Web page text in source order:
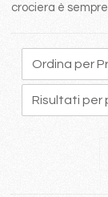
crociera è